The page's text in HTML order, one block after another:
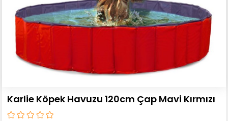
Karlie Köpek Havuzu 120cm Çap Mavi Kırmızı